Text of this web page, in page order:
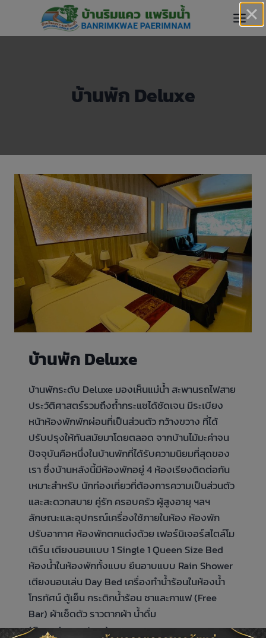
content
บ้านพัก Deluxe
บ้านพัก Deluxe
บ้านพักระดับ Deluxe มองเห็นแม่น้ำ สะพานรถไฟสาย
ประวัติศาสตร์รวมถึงถ้ำกระแซได้ชัดเจน มีระเบียง
หน้าห้องพักพักผ่อนที่เป็นส่วนตัว กว้างขวาง ที่ได้
ปรับปรุงให้ทันสมัยมาโดยตลอด จากบ้านไม้มะค่าจน
ปัจจุบันคือหนึ่งในบ้านพักที่ได้รับความนิยมที่สุดของ
เรา ซึ่งบ้านหลังนี้มีห้องพักอยู่ 4 ห้องเรียงติดต่อกัน
เหมาะสำหรับ นักท่องเที่ยวที่ต้องการความเป็นส่วนตัว
และสะดวกสบาย คู่รัก ครอบครัว ผู้สูงอายุ ฯลฯ
ลักษณะและอุปกรณ์เครื่องใช้ภายในห้อง ห้องพัก
ปรับอากาศ ห้องพักตกแต่งด้วย เฟอร์นิเจอร์สไตล์โม
เดิร์น เตียงนอนแบบ 1 Single 1 Queen Size Bed
ห้องน้ำในห้องพักทั้งแบบ ยืนอาบแบบ Rain Shower
เตียงนอนเล่น Day Bed เครื่องทำน้ำร้อนในห้องน้ำ
โทรทัศน์ ตู้เย็น กระติกน้ำร้อน ชาและกาแฟ (Free
Bar) ผ้าเช็ดตัว ราวตากผ้า น้ำดื่ม
(Complementary)